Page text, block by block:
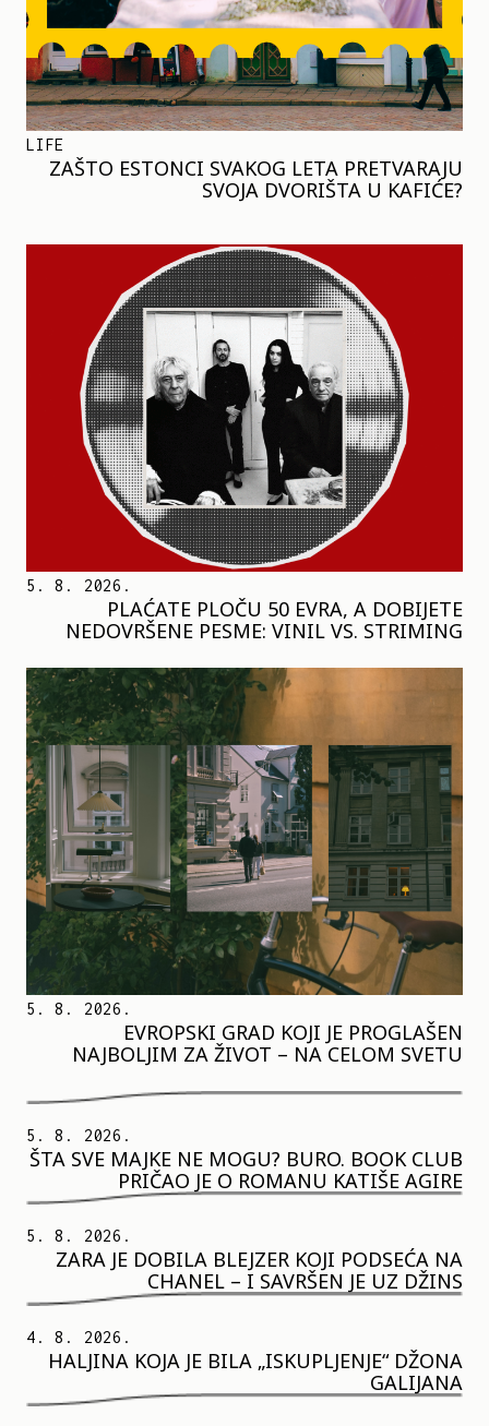
LIFE
ZAŠTO ESTONCI SVAKOG LETA PRETVARAJU
SVOJA DVORIŠTA U KAFIĆE?
5. 8. 2026.
PLAĆATE PLOČU 50 EVRA, A DOBIJETE
NEDOVRŠENE PESME: VINIL VS. STRIMING
5. 8. 2026.
EVROPSKI GRAD KOJI JE PROGLAŠEN
NAJBOLJIM ZA ŽIVOT – NA CELOM SVETU
5. 8. 2026.
ŠTA SVE MAJKE NE MOGU? BURO. BOOK CLUB
PRIČAO JE O ROMANU KATIŠE AGIRE
5. 8. 2026.
ZARA JE DOBILA BLEJZER KOJI PODSEĆA NA
CHANEL – I SAVRŠEN JE UZ DŽINS
4. 8. 2026.
HALJINA KOJA JE BILA „ISKUPLJENJE“ DŽONA
GALIJANA